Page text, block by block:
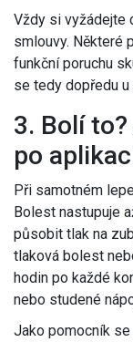
Vždy si vyžádejte
smlouvy. Některé
funkční poruchu
se tedy dopředu
3. Bolí
po
Při samotném
Bolest nastupuje
působit tlak na
tlaková bolest
hodin po každé
nebo studené
Jako pomocník